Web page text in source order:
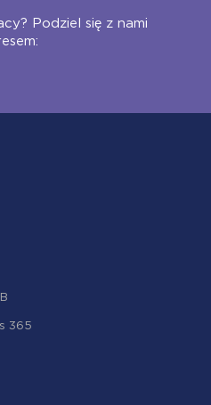
Podziel się z nami
365